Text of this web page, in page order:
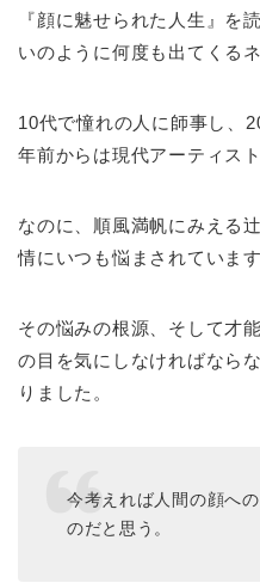
『顔に魅せられた人生』を
いのように何度も出てくる
10代で憧れの人に師事し、
年前からは現代アーティス
なのに、順風満帆にみえる
情にいつも悩まされています
その悩みの根源、そして才
の目を気にしなければなら
りました。
今考えれば人間の顔へ
のだと思う。